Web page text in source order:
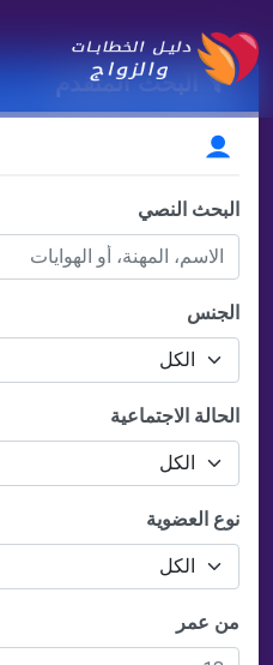
البحث المتقدم
البحث النصي
الجنس
الحالة الاجتماعية
نوع العضوية
من عمر